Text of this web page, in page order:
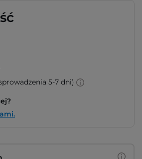
5-7 dni)